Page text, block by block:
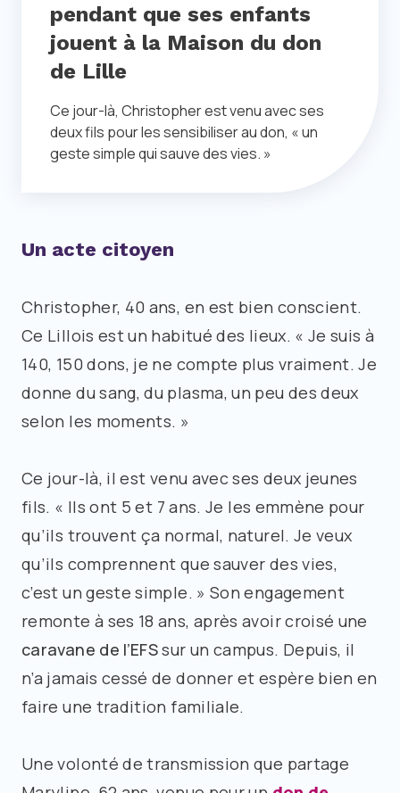
pendant que ses enfants
jouent à la Maison du don
de Lille
Ce jour-là, Christopher est venu avec ses
deux fils pour les sensibiliser au don, « un
geste simple qui sauve des vies. »
Un acte citoyen
Christopher, 40 ans, en est bien conscient.
Ce Lillois est un habitué des lieux. « Je suis à
140, 150 dons, je ne compte plus vraiment. Je
donne du sang, du plasma, un peu des deux
selon les moments. »
Ce jour-là, il est venu avec ses deux jeunes
fils. « Ils ont 5 et 7 ans. Je les emmène pour
qu’ils trouvent ça normal, naturel. Je veux
qu’ils comprennent que sauver des vies,
c’est un geste simple. » Son engagement
remonte à ses 18 ans, après avoir croisé une
caravane de l’EFSsur un campus. Depuis, il
n’a jamais cessé de donner et espère bien en
faire une tradition familiale.
Une volonté de transmission que partage